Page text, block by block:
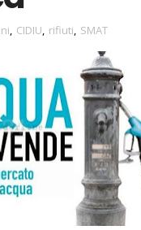
, CIDIU, rifiuti, SMAT